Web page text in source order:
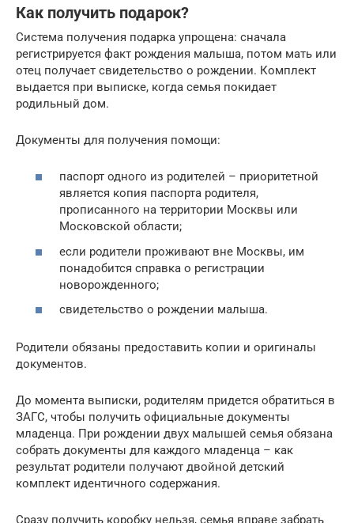
Как получить подарок?
Система получения подарка упрощена: сначала
регистрируется факт рождения малыша, потом мать или
отец получает свидетельство о рождении. Комплект
выдается при выписке, когда семья покидает
родильный дом.
Документы для получения помощи:
паспорт одного из родителей – приоритетной
является копия паспорта родителя,
прописанного на территории Москвы или
Московской области;
если родители проживают вне Москвы, им
понадобится справка о регистрации
новорожденного;
свидетельство о рождении малыша.
Родители обязаны предоставить копии и оригиналы
документов.
До момента выписки, родителям придется обратиться в
ЗАГС, чтобы получить официальные документы
младенца. При рождении двух малышей семья обязана
собрать документы для каждого младенца – как
результат родители получают двойной детский
комплект идентичного содержания.
Сразу получить коробку нельзя, семья вправе забрать